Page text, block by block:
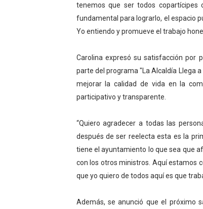
tenemos que ser todos copartícipes
fundamental para lograrlo, el espacio
Yo entiendo y promueve el trabajo
Carolina expresó su satisfacción por
parte del programa "La Alcaldía Llega
mejorar la calidad de vida en la
participativo y transparente.
“Quiero agradecer a todas las
después de ser reelecta esta es la
tiene el ayuntamiento lo que sea que
con los otros ministros. Aquí estamos
que yo quiero de todos aquí es que
Además, se anunció que el próximo